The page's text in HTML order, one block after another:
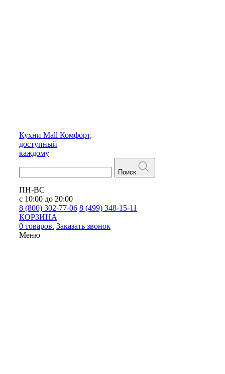
Кухни Mall Комфорт,
доступный
каждому
Поиск
ПН-ВС
с 10:00 до 20:00
8 (800) 302-77-06 8 (499) 348-15-11
КОРЗИНА
0 товаров. Заказать звонок
Меню